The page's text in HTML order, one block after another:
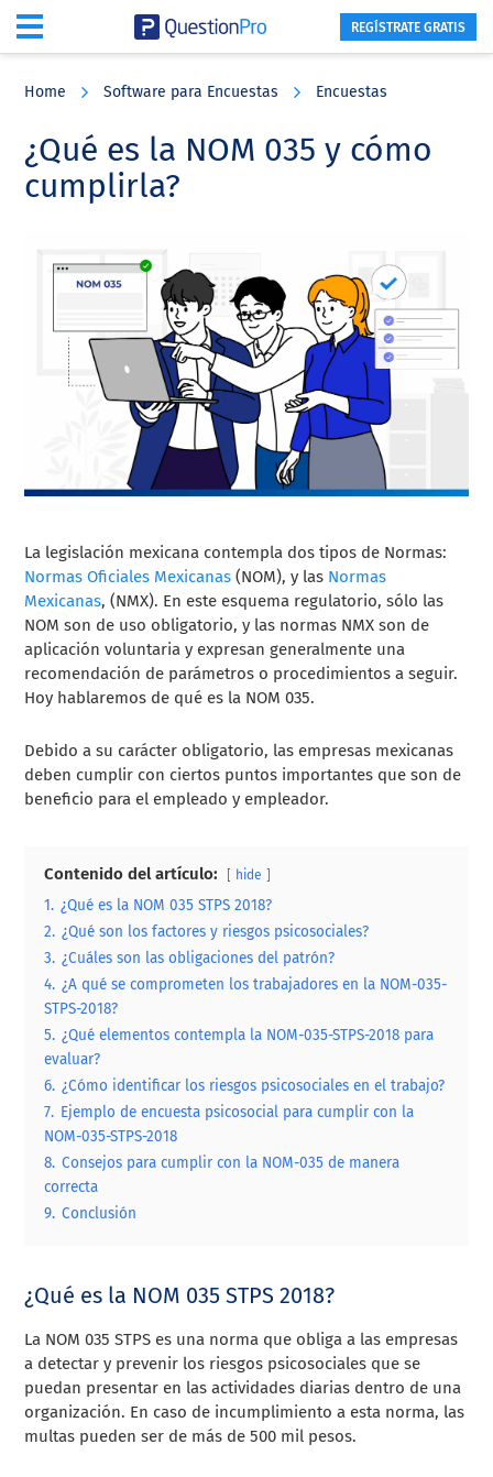
content
sidebar
REGÍSTRATE GRATIS
Home Software para Encuestas Encuestas
¿Qué es la NOM 035 y cómo
cumplirla?
La legislación mexicana contempla dos tipos de Normas:
Normas Oficiales Mexicanas (NOM), y las Normas
Mexicanas, (NMX). En este esquema regulatorio, sólo las
NOM son de uso obligatorio, y las normas NMX son de
aplicación voluntaria y expresan generalmente una
recomendación de parámetros o procedimientos a seguir.
Hoy hablaremos de qué es la NOM 035.
Debido a su carácter obligatorio, las empresas mexicanas
deben cumplir con ciertos puntos importantes que son de
beneficio para el empleado y empleador.
Contenido del artículo: hide
1. ¿Qué es la NOM 035 STPS 2018?
2. ¿Qué son los factores y riesgos psicosociales?
3. ¿Cuáles son las obligaciones del patrón?
4. ¿A qué se comprometen los trabajadores en la NOM-035-
STPS-2018?
5. ¿Qué elementos contempla la NOM-035-STPS-2018 para
evaluar?
6. ¿Cómo identificar los riesgos psicosociales en el trabajo?
7. Ejemplo de encuesta psicosocial para cumplir con la
NOM-035-STPS-2018
8. Consejos para cumplir con la NOM-035 de manera
correcta
9. Conclusión
¿Qué es la NOM 035 STPS 2018?
La NOM 035 STPS es una norma que obliga a las empresas
a detectar y prevenir los riesgos psicosociales que se
puedan presentar en las actividades diarias dentro de una
organización. En caso de incumplimiento a esta norma, las
multas pueden ser de más de 500 mil pesos.